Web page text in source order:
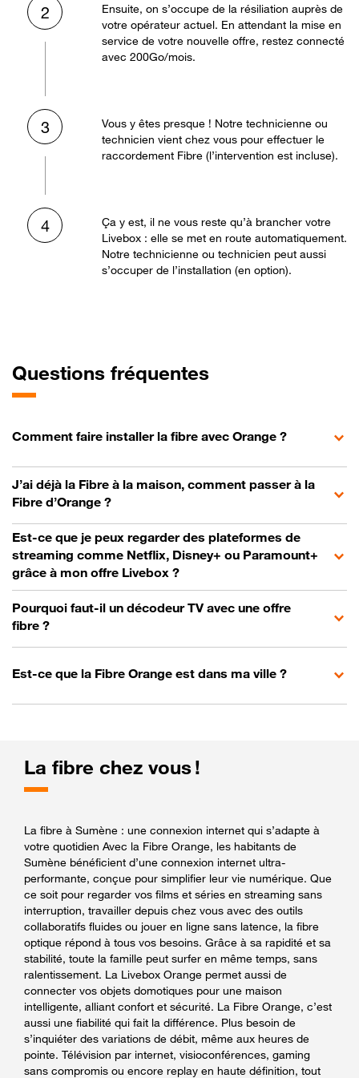
2
Ensuite, on s’occupe de la résiliation auprès de
votre opérateur actuel. En attendant la mise en
service de votre nouvelle offre, restez connecté
avec 200Go/mois.
3
Vous y êtes presque ! Notre technicienne ou
technicien vient chez vous pour effectuer le
raccordement Fibre (l’intervention est incluse).
4
Ça y est, il ne vous reste qu’à brancher votre
Livebox : elle se met en route automatiquement.
Notre technicienne ou technicien peut aussi
s’occuper de l’installation (en option).
Questions fréquentes
Comment faire installer la fibre avec Orange ?
J’ai déjà la Fibre à la maison, comment passer à la
Fibre d’Orange ?
Est-ce que je peux regarder des plateformes de
streaming comme Netflix, Disney+ ou Paramount+
grâce à mon offre Livebox ?
Pourquoi faut-il un décodeur TV avec une offre
fibre ?
Est-ce que la Fibre Orange est dans ma ville ?
La fibre chez vous !
La fibre à Sumène : une connexion internet qui s’adapte à
votre quotidien Avec la Fibre Orange, les habitants de
Sumène bénéficient d’une connexion internet ultra-
performante, conçue pour simplifier leur vie numérique. Que
ce soit pour regarder vos films et séries en streaming sans
interruption, travailler depuis chez vous avec des outils
collaboratifs fluides ou jouer en ligne sans latence, la fibre
optique répond à tous vos besoins. Grâce à sa rapidité et sa
stabilité, toute la famille peut surfer en même temps, sans
ralentissement. La Livebox Orange permet aussi de
connecter vos objets domotiques pour une maison
intelligente, alliant confort et sécurité. La Fibre Orange, c’est
aussi une fiabilité qui fait la différence. Plus besoin de
s’inquiéter des variations de débit, même aux heures de
pointe. Télévision par internet, visioconférences, gaming
sans compromis ou encore replay en haute définition, tout